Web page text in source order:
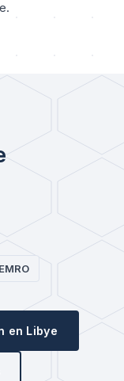
en Libye